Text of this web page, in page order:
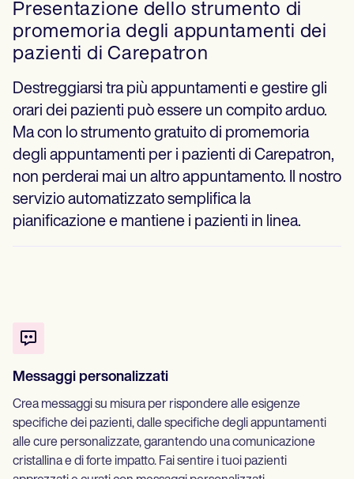
Presentazione dello strumento di
promemoria degli appuntamenti dei
pazienti di Carepatron
Destreggiarsi tra più appuntamenti e gestire gli
orari dei pazienti può essere un compito arduo.
Ma con lo strumento gratuito di promemoria
degli appuntamenti per i pazienti di Carepatron,
non perderai mai un altro appuntamento. Il nostro
servizio automatizzato semplifica la
pianificazione e mantiene i pazienti in linea.
Messaggi personalizzati
Crea messaggi su misura per rispondere alle esigenze
specifiche dei pazienti, dalle specifiche degli appuntamenti
alle cure personalizzate, garantendo una comunicazione
cristallina e di forte impatto. Fai sentire i tuoi pazienti